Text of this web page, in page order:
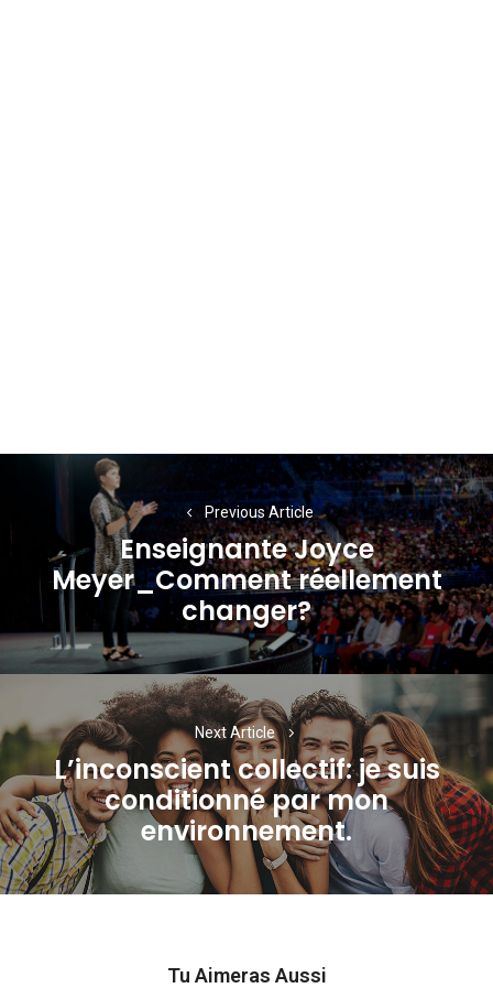
Navigation
l’article
Previous Article
Previous
post:
Enseignante Joyce
Meyer_Comment réellement
changer?
Next Article
Next
post:
L’inconscient collectif: je suis
conditionné par mon
environnement.
Tu Aimeras Aussi